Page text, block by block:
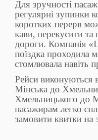
Для зручності
регулярні зупинки
коротких перерв
кави, перекусити та
дороги. Компанія
поїздка проходила
стомлювала навіть
Рейси
Мінська до
Хмельницького до
пасажирам легко
замовити квитки на